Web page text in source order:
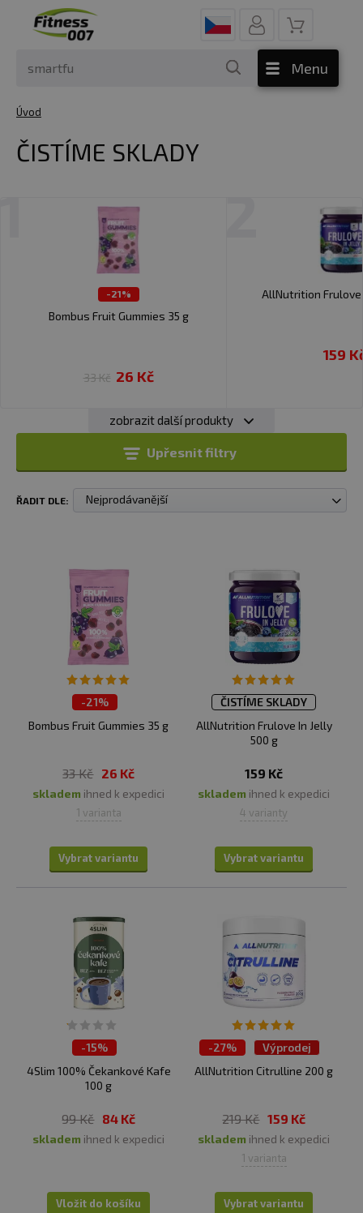
Menu
Úvod
ČISTÍME SKLADY
Bombus Fruit Gummies 35 g
-21%
33 Kč 26 Kč
AllNutrition Frulove
159
zobrazit další produkty
Upřesnit filtry
ŘADIT DLE: Nejprodávanější
-21%
Bombus Fruit Gummies 35 g
33 Kč 26 Kč
skladem ihned k expedici
1 varianta
Vybrat variantu
ČISTÍME SKLADY
AllNutrition Frulove In Jelly
500 g
159 Kč
skladem ihned k expedici
4 varianty
Vybrat variantu
-15%
ČISTÍME SKLADY
4Slim 100% Čekankové Kafe
100 g
99 Kč 84 Kč
skladem ihned k expedici
Vložit do košíku
-27%
Výprodej
AllNutrition Citrulline 200 g
219 Kč 159 Kč
skladem ihned k expedici
1 varianta
Vybrat variantu